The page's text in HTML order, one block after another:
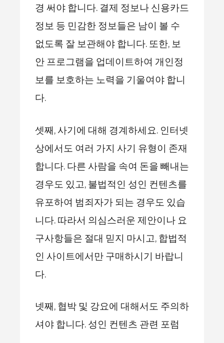
경 써야 합니다. 결제 정보나 신용카드
정보 등 민감한 정보들은 남이 볼 수
없도록 잘 보관해야 합니다. 또한, 보
안 프로그램을 업데이트하여 개인정
보를 보호하는 노력을 기울여야 합니
다.
셋째, 사기에 대해 경계하세요. 인터넷
상에서도 여러 가지 사기 유형이 존재
합니다. 다른 사람을 속여 돈을 빼내는
경우도 있고, 불법적인 성인 컨텐츠를
유포하여 범죄자가 되는 경우도 있습
니다. 따라서 의심스러운 제안이나 요
구사항들은 절대 믿지 마시고, 합법적
인 사이트에서만 구매하시기 바랍니
다.
넷째, 협박 및 강요에 대해서도 주의하
셔야 합니다. 성인 컨텐츠 관련 포럼